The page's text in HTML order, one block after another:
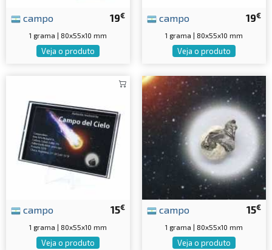
19€
campo
1 grama | 80x55x10 mm
Veja o produto
19€
campo
1 grama | 80x55x10 mm
Veja o produto
15€
campo
1 grama | 80x55x10 mm
Veja o produto
15€
campo
1 grama | 80x55x10 mm
Veja o produto